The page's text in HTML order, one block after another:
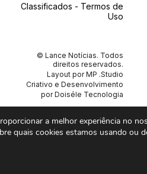
Classificados - Termos de
Uso
© Lance Notícias. Todos
direitos reservados.
Layout porMP .Studio
Criativo e Desenvolvimento
porDoiséle Tecnologia
a melhor experiência no
quais cookies estamos usando ou
Banner